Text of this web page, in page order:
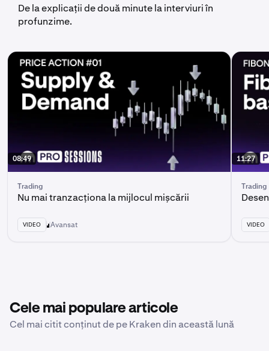
De la explicații de două minute la interviuri în
profunzime.
08:49
Trading
Nu mai tranzacționa la mijlocul mișcării
VIDEO Avansat
11:27
Trading
VIDEO
Cele mai populare articole
Cel mai citit conținut de pe Kraken din această lună